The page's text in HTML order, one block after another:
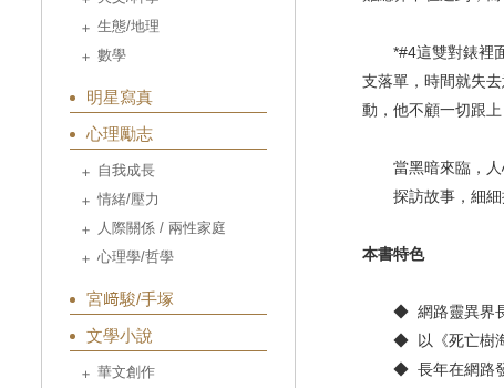
生態/地理
數學
明星寫真
心理勵志
自我成長
情緒/壓力
人際關係 / 兩性家庭
心理學/哲學
宮﨑駿/手塚
文學小說
華文創作
*#4這雙對錶裡面
支落單，時間就失
動，他不顧一切跟
當黑暗來臨，人
探訪故事，細細
本書特色
◆ 網路靈異界長
◆ 以《死亡樹海》
◆ 長年在網路發表